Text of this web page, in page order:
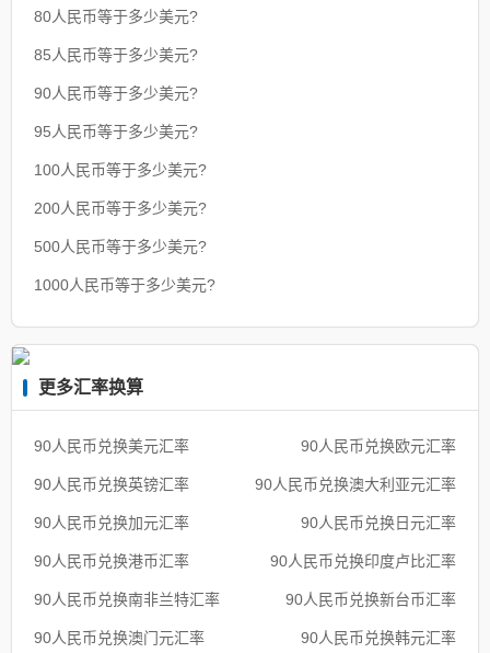
80人民币等于多少美元?
85人民币等于多少美元?
90人民币等于多少美元?
95人民币等于多少美元?
100人民币等于多少美元?
200人民币等于多少美元?
500人民币等于多少美元?
1000人民币等于多少美元?
更多汇率换算
90人民币兑换美元汇率 90人民币兑换欧元汇率
90人民币兑换英镑汇率 90人民币兑换澳大利亚元汇率
90人民币兑换加元汇率 90人民币兑换日元汇率
90人民币兑换港币汇率 90人民币兑换印度卢比汇率
90人民币兑换南非兰特汇率 90人民币兑换新台币汇率
90人民币兑换澳门元汇率 90人民币兑换韩元汇率